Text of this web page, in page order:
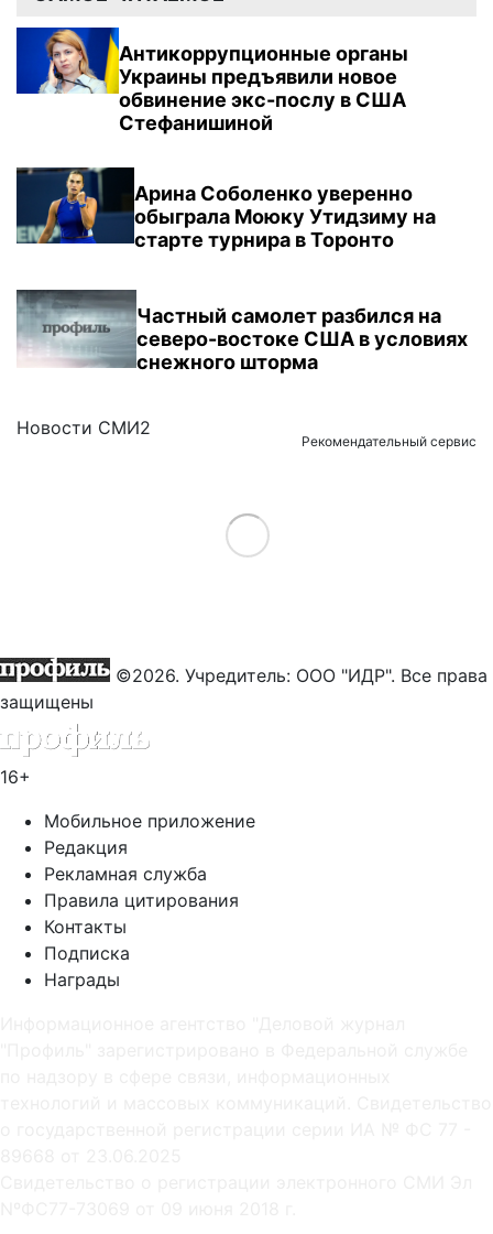
Антикоррупционные органы
Украины предъявили новое
обвинение экс-послу в США
Стефанишиной
Арина Соболенко уверенно
обыграла Моюку Утидзиму на
старте турнира в Торонто
Частный самолет разбился на
северо-востоке США в условиях
снежного шторма
Новости СМИ2
Рекомендательный сервис
Load More
©2026. Учредитель: ООО "ИДР". Все права
защищены
16+
Мобильное приложение
Редакция
Рекламная служба
Правила цитирования
Контакты
Подписка
Награды